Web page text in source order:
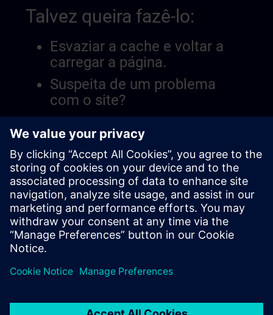
Talvez queira fazê-lo:
Esvaziar a cache e voltar a
carregar a página.
Suspeita de um problema
com o site?
Relatar a questão